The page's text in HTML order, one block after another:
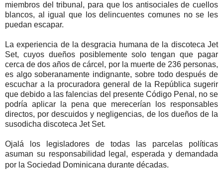
miembros del tribunal, para que los antisociales de cuellos
blancos, al igual que los delincuentes comunes no se les
puedan escapar.
La experiencia de la desgracia humana de la discoteca Jet
Set, cuyos dueños posiblemente solo tengan que pagar
cerca de dos años de cárcel, por la muerte de 236 personas,
es algo soberanamente indignante, sobre todo después de
escuchar a la procuradora general de la República sugerir
que debido a las falencias del presente Código Penal, no se
podría aplicar la pena que merecerían los responsables
directos, por descuidos y negligencias, de los dueños de la
susodicha discoteca Jet Set.
Ojalá los legisladores de todas las parcelas políticas
asuman su responsabilidad legal, esperada y demandada
por la Sociedad Dominicana durante décadas.